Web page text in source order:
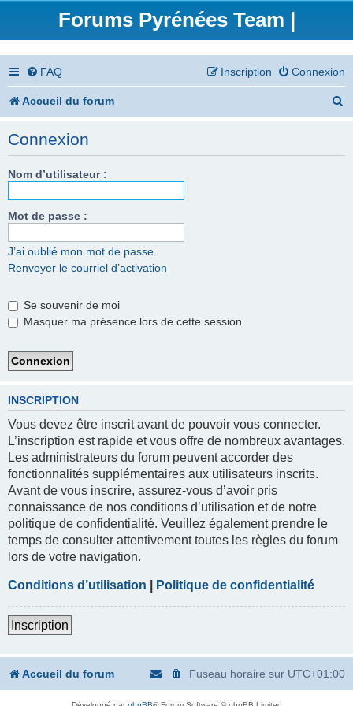
Forums Pyrénées Team |
FAQ Connexion
Inscription
Accueil du forum
Connexion
Nom d’utilisateur :
Mot de passe :
J’ai oublié mon mot de passe
Renvoyer le courriel d’activation
Se souvenir de moi
Masquer ma présence lors de cette session
INSCRIPTION
Vous devez être inscrit avant de pouvoir vous connecter.
L’inscription est rapide et vous offre de nombreux avantages.
Les administrateurs du forum peuvent accorder des
fonctionnalités supplémentaires aux utilisateurs inscrits.
Avant de vous inscrire, assurez-vous d’avoir pris
connaissance de nos conditions d’utilisation et de notre
politique de confidentialité. Veuillez également prendre le
temps de consulter attentivement toutes les règles du forum
lors de votre navigation.
Conditions d’utilisation Politique de confidentialité
Inscription
Accueil du forum Fuseau horaire sur UTC+01:00